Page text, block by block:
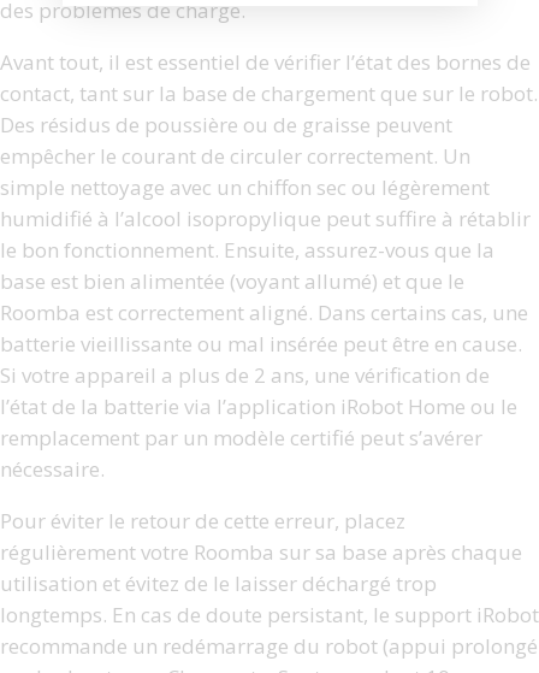
des problèmes de charge.
Avant tout, il est essentiel de vérifier l’état des bornes de
contact, tant sur la base de chargement que sur le robot.
Des résidus de poussière ou de graisse peuvent
empêcher le courant de circuler correctement. Un
simple nettoyage avec un chiffon sec ou légèrement
humidifié à l’alcool isopropylique peut suffire à rétablir
le bon fonctionnement. Ensuite, assurez-vous que la
base est bien alimentée (voyant allumé) et que le
Roomba est correctement aligné. Dans certains cas, une
batterie vieillissante ou mal insérée peut être en cause.
Si votre appareil a plus de 2 ans, une vérification de
l’état de la batterie via l’application iRobot Home ou le
remplacement par un modèle certifié peut s’avérer
nécessaire.
Pour éviter le retour de cette erreur, placez
régulièrement votre Roomba sur sa base après chaque
utilisation et évitez de le laisser déchargé trop
longtemps. En cas de doute persistant, le support iRobot
recommande un redémarrage du robot (appui prolongé